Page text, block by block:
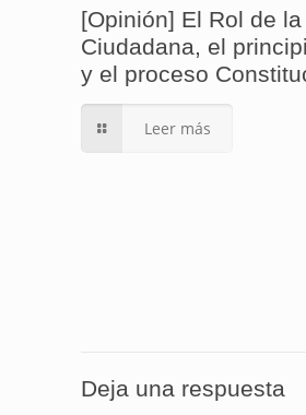
[Opinión] El Rol de
Ciudadana, el
y el proceso
Leer más
Deja una respuesta